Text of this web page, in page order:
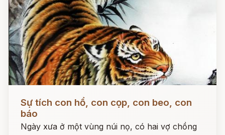
Sự tích con hổ, con cọp, con beo, con
báo
Ngày xưa ở một vùng núi nọ, có hai vợ chồng